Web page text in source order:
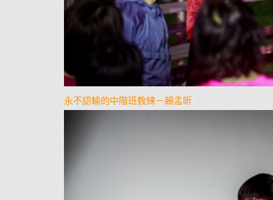
永不認輸的中階班教練－賴孟昕